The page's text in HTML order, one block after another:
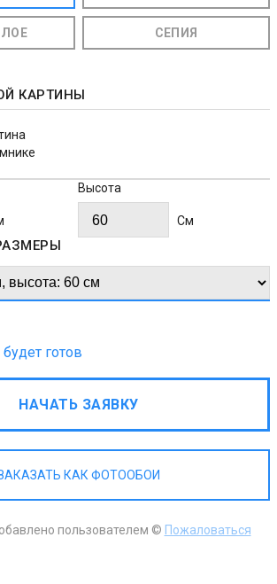
СЕПИЯ
КАРТИНЫ
Высота
Cм
готов
НАЧАТЬ ЗАЯВКУ
КАК ФОТООБОИ
пользователем © Пожаловаться